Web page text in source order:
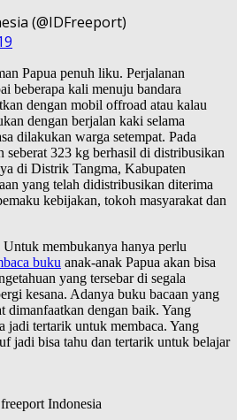
(@IDFreeport)
Papua penuh liku. Perjalanan
beberapa kali menuju bandara
dengan mobil offroad atau kalau
dengan berjalan kaki selama
dilakukan warga setempat. Pada
seberat 323 kg berhasil di distribusikan
di Distrik Tangma, Kabupaten
yang telah didistribusikan diterima
kebijakan, tokoh masyarakat dan
membukanya hanya perlu
buku anak-anak Papua akan bisa
yang tersebar di segala
kesana. Adanya buku bacaan yang
dimanfaatkan dengan baik. Yang
jadi tertarik untuk membaca. Yang
jadi bisa tahu dan tertarik untuk belajar
Indonesia